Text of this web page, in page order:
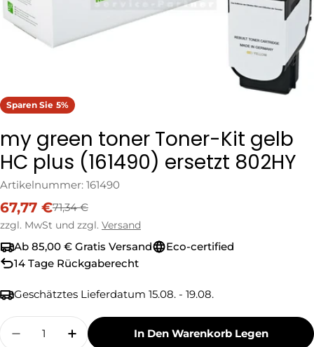
Sparen Sie 5%
my green toner Toner-Kit gelb
HC plus (161490) ersetzt 802HY
Artikelnummer: 161490
Verkaufspreis
67,77 €
Regulärer
Preis
71,34 €
zzgl. MwSt und zzgl. Versand
Ab 85,00 € Gratis Versand
Eco-certified
14 Tage Rückgaberecht
Geschätztes Lieferdatum 15.08. - 19.08.
Menge
Menge Für My Green Toner Toner-Kit Gelb
Menge Für My Green Toner Toner-
In Den Warenkorb Legen